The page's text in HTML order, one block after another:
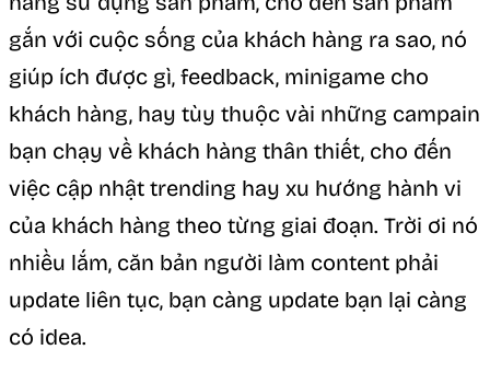
gắn với cuộc sống của khách hàng ra sao, nó
giúp ích được gì, feedback, minigame cho
khách hàng, hay tùy thuộc vài những campain
bạn chạy về khách hàng thân thiết, cho đến
việc cập nhật trending hay xu hướng hành vi
của khách hàng theo từng giai đoạn. Trời ơi nó
nhiều lắm, căn bản người làm content phải
update liên tục, bạn càng update bạn lại càng
có idea.